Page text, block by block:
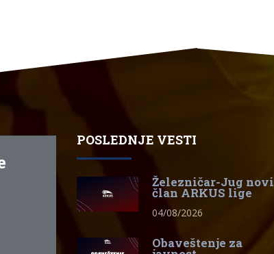
POSLEDNJE VESTI
Železničar-Jug novi
član ARKUS lige
04/08/2026
Obaveštenje za